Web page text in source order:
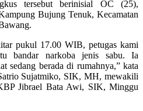
tersebut berinisial OC (25),
Bujung Tenuk, Kecamatan
pukul 17.00 WIB, petugas kami
bandar narkoba jenis sabu. Ia
sedang berada di rumahnya,” kata
Sujatmiko, SIK, MH, mewakili
Jibrael Bata Awi, SIK, Minggu